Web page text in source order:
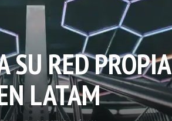
SU RED
LATAM